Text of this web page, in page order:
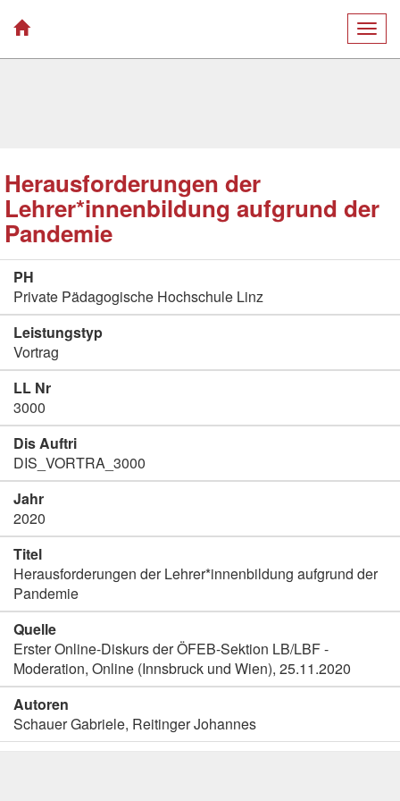
Herausforderungen der
Lehrer*innenbildung aufgrund der
Pandemie
PH
Private Pädagogische Hochschule Linz
Leistungstyp
Vortrag
LL Nr
3000
Dis Auftri
DIS_VORTRA_3000
Jahr
2020
Titel
Herausforderungen der Lehrer*innenbildung aufgrund der
Pandemie
Quelle
Erster Online-Diskurs der ÖFEB-Sektion LB/LBF -
Moderation, Online (Innsbruck und Wien), 25.11.2020
Autoren
Schauer Gabriele, Reitinger Johannes